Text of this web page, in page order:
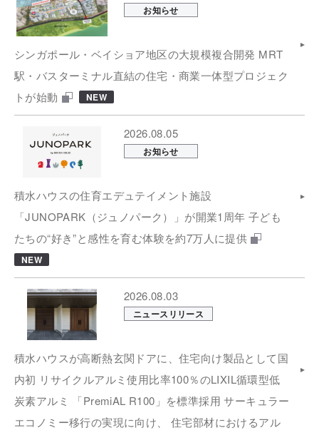
お知らせ
シンガポール・ベイショア地区の大規模複合開発 MRT
駅・バスターミナル直結の住宅・商業一体型プロジェク
トが始動
NEW
2026.08.05
お知らせ
積水ハウスの住育エデュテイメント施設
「JUNOPARK（ジュノパーク）」が開業1周年 子ども
たちの“好き”と感性を育む体験を約7万人に提供
NEW
2026.08.03
ニュースリリース
積水ハウスが高断熱玄関ドアに、住宅向け製品として国
内初 リサイクルアルミ使用比率100％のLIXIL循環型低
炭素アルミ 「PremiAL R100」を標準採用 サーキュラー
エコノミー移行の実現に向け、 住宅部材におけるアル